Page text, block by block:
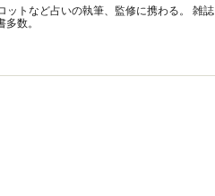
ットなど占いの執筆、監修に携わる。 雑
数。